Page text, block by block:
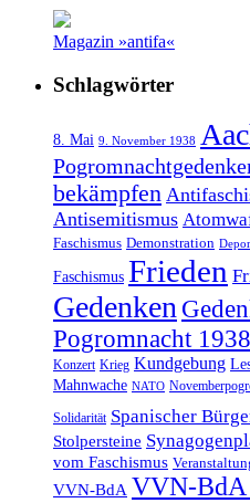
Magazin »antifa«
Schlagwörter
8. Mai 9. November 1938
bekämpfen
Antisemitismus
Faschismus Demonstration
Faschismus Frieden
Gedenken
Pogromnacht 1938
Konzert Krieg Kundgebung
Mahnwache NATO
Solidarität Spanischer
Stolpersteine
vom Faschismus
VVN-BdA VVN-BdA